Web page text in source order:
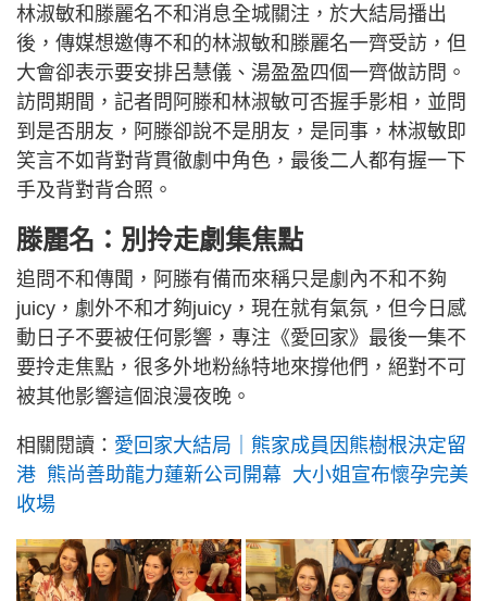
林淑敏和滕麗名不和消息全城關注，於大結局播出
後，傳媒想邀傳不和的林淑敏和滕麗名一齊受訪，但
大會卻表示要安排呂慧儀、湯盈盈四個一齊做訪問。
訪問期間，記者問阿滕和林淑敏可否握手影相，並問
到是否朋友，阿滕卻說不是朋友，是同事，林淑敏即
笑言不如背對背貫徹劇中角色，最後二人都有握一下
手及背對背合照。
滕麗名：別拎走劇集焦點
追問不和傳聞，阿滕有備而來稱只是劇內不和不夠
juicy，劇外不和才夠juicy，現在就有氣氛，但今日感
動日子不要被任何影響，專注《愛回家》最後一集不
要拎走焦點，很多外地粉絲特地來撐他們，絕對不可
被其他影響這個浪漫夜晚。
相關閱讀： 愛回家大結局｜熊家成員因熊樹根決定留
港 熊尚善助龍力蓮新公司開幕 大小姐宣布懷孕完美
收場